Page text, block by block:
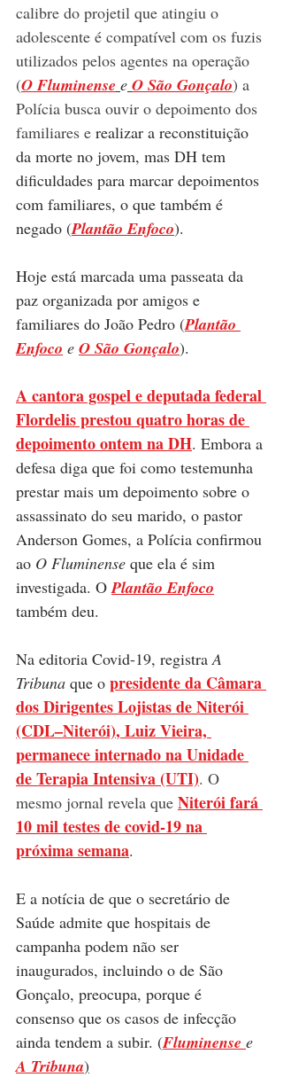
calibre do projetil que atingiu o
adolescente é compatível com os fuzis
utilizados pelos agentes na operação
(O Fluminense e O São Gonçalo) a
Polícia busca ouvir o depoimento dos
familiares e realizar a reconstituição
da morte no jovem, mas DH tem
dificuldades para marcar depoimentos
com familiares, o que também é
negado (Plantão Enfoco).
Hoje está marcada uma passeata da
paz organizada por amigos e
familiares do João Pedro (Plantão
Enfoco e O São Gonçalo).
A cantora gospel e deputada federal
Flordelis prestou quatro horas de
depoimento ontem na DH. Embora a
defesa diga que foi como testemunha
prestar mais um depoimento sobre o
assassinato do seu marido, o pastor
Anderson Gomes, a Polícia confirmou
ao O Fluminense que ela é sim
investigada. O Plantão Enfoco
também deu.
Na editoria Covid-19, registra A
Tribuna que o presidente da Câmara
dos Dirigentes Lojistas de Niterói
(CDL–Niterói), Luiz Vieira,
permanece internado na Unidade
de Terapia Intensiva (UTI). O
mesmo jornal revela que Niterói fará
10 mil testes de covid-19 na
próxima semana.
E a notícia de que o secretário de
Saúde admite que hospitais de
campanha podem não ser
inaugurados, incluindo o de São
Gonçalo, preocupa, porque é
consenso que os casos de infecção
ainda tendem a subir. (Fluminense e
A Tribuna)